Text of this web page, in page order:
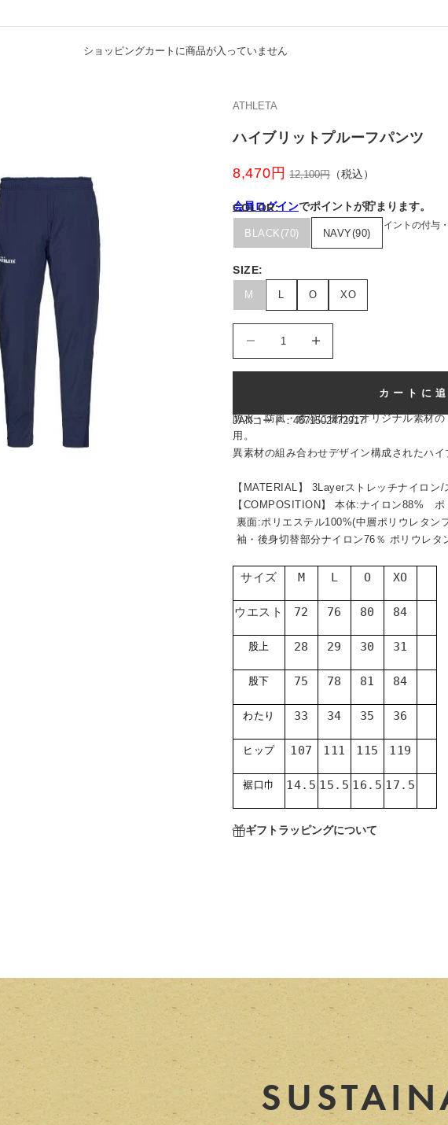
ショッピングカートに商品が入っていません
ATHLETA
ハイブリットプルーフパンツ
8,470円 通常価格
12,100円（税込）
会員ログインでポイントが貯まります。
※ログインせずにご購入の場合、ポイントの付与
COLOR:
BLACK(70) NAVY(90)
SIZE:
M L O XO
カートに
JANコード：4571502472917
防水・防風・透湿に優れたオリジナル素材
用。
異素材の組み合わせデザイン構成されたハ
【MATERIAL】 3Layerストレッチナイロン/
【COMPOSITION】 本体:ナイロン88% ポ
裏面:ポリエステル100%(中層ポリウレタン
袖・後身切替部分ナイロン76％ ポリウレタ
サイズ M L O XO
ウエスト 72 76 80 84
股上 28 29 30 31
股下 75 78 81 84
わたり 33 34 35 36
ヒップ 107 111 115 119
裾口巾 14.5 15.5 16.5 17.5
ギフトラッピングについて